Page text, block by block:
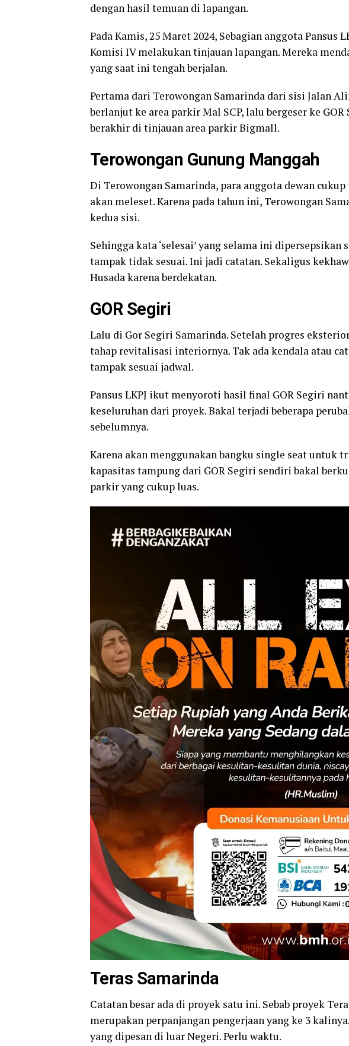
dengan hasil temuan di lapangan.
Pada Kamis, 25 Maret 2024, Sebagian anggota Pansus
Komisi IV melakukan tinjauan lapangan. Mereka
yang saat ini tengah berjalan.
Pertama dari Terowongan Samarinda dari sisi Jalan
berlanjut ke area parkir Mal SCP, lalu bergeser ke
berakhir di tinjauan area parkir Bigmall.
Terowongan Gunung Manggah
Di Terowongan Samarinda, para anggota dewan
akan meleset. Karena pada tahun ini, Terowongan
kedua sisi.
Sehingga kata ‘selesai’ yang selama ini
tampak tidak sesuai. Ini jadi catatan. Sekaligus
Husada karena berdekatan.
GOR Segiri
Lalu di Gor Segiri Samarinda. Setelah progres
tahap revitalisasi interiornya. Tak ada kendala atau
tampak sesuai jadwal.
Pansus LKPJ ikut menyoroti hasil final GOR Segiri
keseluruhan dari proyek. Bakal terjadi beberapa
sebelumnya.
Karena akan menggunakan bangku single seat untuk
kapasitas tampung dari GOR Segiri sendiri bakal
parkir yang cukup luas.
Teras Samarinda
Catatan besar ada di proyek satu ini. Sebab proyek
merupakan perpanjangan pengerjaan yang ke 3
yang dipesan di luar Negeri. Perlu waktu.